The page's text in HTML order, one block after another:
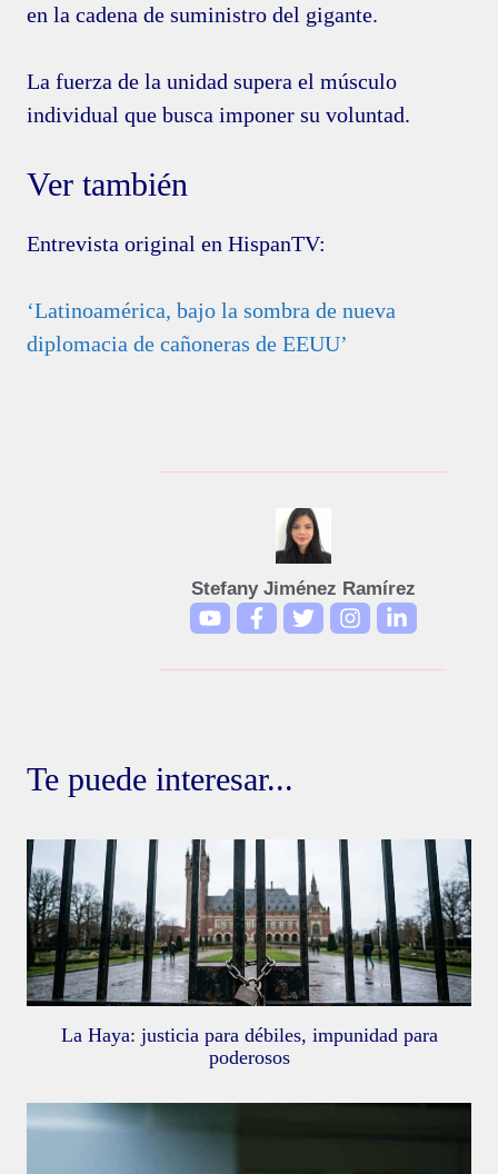
en la cadena de suministro del gigante.
La fuerza de la unidad supera el músculo
individual que busca imponer su voluntad.
Ver también
Entrevista original en HispanTV:
‘Latinoamérica, bajo la sombra de nueva
diplomacia de cañoneras de EEUU’
Stefany Jiménez Ramírez
Te puede interesar...
La Haya: justicia para débiles, impunidad para
poderosos